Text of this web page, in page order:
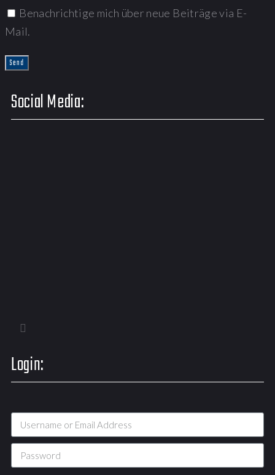
Benachrichtige mich über neue Beiträge via E-
Mail.
Social Media:
Login: